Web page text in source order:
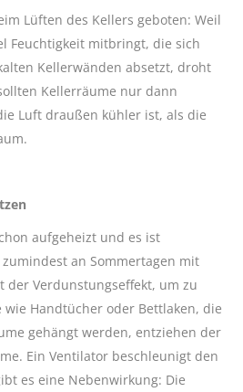
Lüften des Kellers geboten: Weil
Feuchtigkeit mitbringt, die sich
Kellerwänden absetzt, droht
Kellerräume nur dann
Luft draußen kühler ist, als die
aufgeheizt und es ist
an Sommertagen mit
der Verdunstungseffekt, um zu
wie Handtücher oder Bettlaken, die
gehängt werden, entziehen der
Ein Ventilator beschleunigt den
es eine Nebenwirkung: Die